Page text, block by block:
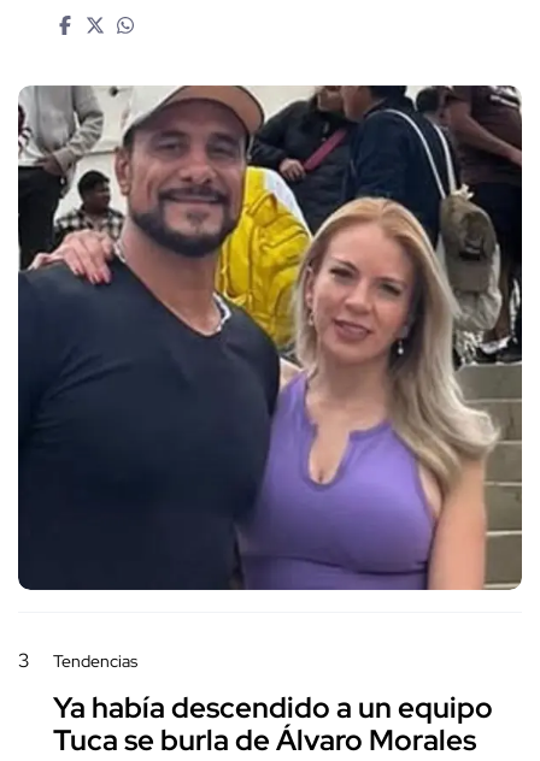
3 Tendencias
Ya había descendido a un equipo
Tuca se burla de Álvaro Morales